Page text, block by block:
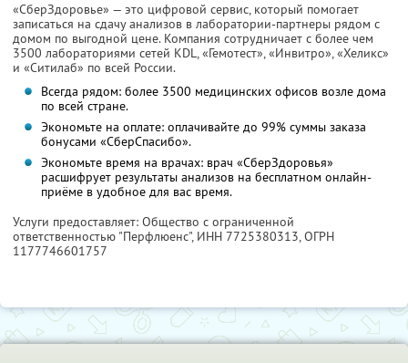
«СберЗдоровье» — это цифровой сервис, который помогает
записаться на сдачу анализов в лаборатории-партнеры рядом с
домом по выгодной цене. Компания сотрудничает с более чем
3500 лабораториями сетей KDL, «Гемотест», «Инвитро», «Хеликс»
и «Ситилаб» по всей России.
Всегда рядом: более 3500 медицинских офисов возле дома
по всей стране.
Экономьте на оплате: оплачивайте до 99% суммы заказа
бонусами «СберСпасибо».
Экономьте время на врачах: врач «СберЗдоровья»
расшифрует результаты анализов на бесплатном онлайн-
приёме в удобное для вас время.
Услуги предоставляет: Общество с ограниченной
ответственностью "Перфлюенс", ИНН 7725380313, ОГРН
1177746601757